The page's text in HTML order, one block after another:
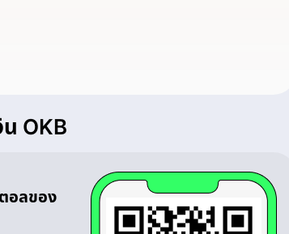
OKB
อลของ